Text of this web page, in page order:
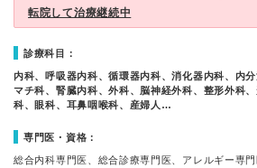
転院して治療継続中
診療科目：
内科、呼吸器内科、循環器内科、消化器内科、内
マチ科、腎臓内科、外科、脳神経外科、整形外科
科、眼科、耳鼻咽喉科、産婦人…
専門医・資格：
総合内科専門医、総合診療専門医、アレルギー専